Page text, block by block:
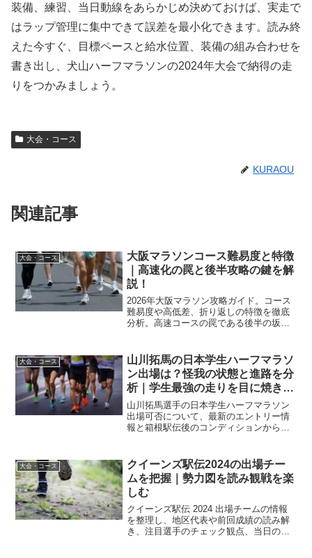
装備、練習、当日動線をあらかじめ決めておけば、実走で
はラップ管理に集中できて誤差を最小化できます。読み終
えた今すぐ、目標ペースと給水位置、装備の組み合わせを
書き出し、犬山ハーフマラソンの2024年大会で納得の走
りをつかみましょう。
大会・コース
KURAOU
関連記事
大会・コース
大阪マラソンコース難易度と特徴
｜高速化の罠と後半攻略の鍵を解
説！
2026年大阪マラソン攻略ガイド。コース
難易度や高低差、折り返しの特徴を徹底
分析。高速コースの罠である後半の坂対
スト更新と完走を目指すランナーへ最新
情報をお届けします。
大会・コース
山川拓馬の日本学生ハーフマラソ
ン出場は？怪我の状態と進路を分
析｜学生最強の走りを目に焼き付
けろ
山川拓馬選手の日本学生ハーフマラソン
出場可否について、最新のエントリー情
報と箱根駅伝後のコンディションから徹
る卒業後の進路まで詳しく解説します。
大会・コース
クイーンズ駅伝2024の出場チー
ムを把握｜勢力図を読み観戦を楽
しむ
クイーンズ駅伝 2024 出場チームの情報
を整理し、地区代表や前回成績の読み解
き、注目選手のチェック観点、当日の見